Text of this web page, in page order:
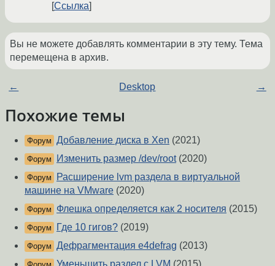
Ссылка
Вы не можете добавлять комментарии в эту тему. Тема
перемещена в архив.
← Desktop →
Похожие темы
Форум Добавление диска в Xen (2021)
Форум Изменить размер /dev/root(2020)
Форум
Расширение lvm раздела в виртуальной
машине на VMware (2020)
Форум Флешка определяется как 2 носителя (2015)
Форум Где 10 гигов? (2019)
Форум Дефрагментация e4defrag (2013)
Уменьшить раздел с LVM (2015)